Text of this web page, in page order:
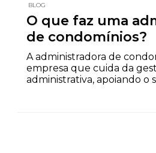
BLOG
O que faz uma
de condomínios?
A administradora de
empresa que cuida da
administrativa, apoiando o